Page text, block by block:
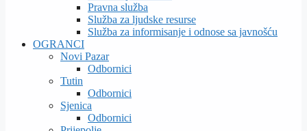
Pravna služba
Služba za ljudske resurse
Služba za informisanje i odnose sa javnošću
OGRANCI
Novi Pazar
Odbornici
Tutin
Odbornici
Sjenica
Odbornici